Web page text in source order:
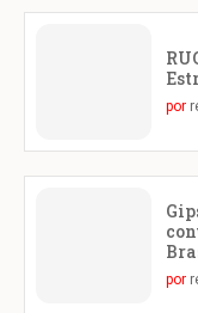
por
por